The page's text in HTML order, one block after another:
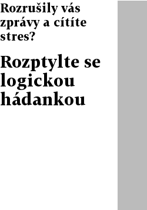
Rozrušily vás
zprávy a cítíte
stres?
Rozptylte se
logickou
hádankou